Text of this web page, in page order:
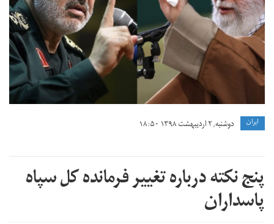
ايران دوشنبه, ۲ اردیبهشت ۱۳۹۸ ۱۸:۵۰
پنج نکته درباره تغییر فرمانده کل سپاه
پاسداران